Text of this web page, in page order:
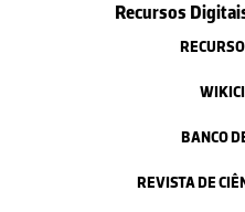
Recursos
BANCO
REVISTA DE